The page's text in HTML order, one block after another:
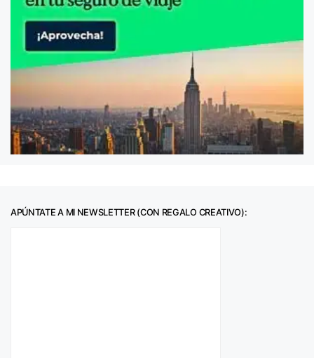
APÚNTATE A MI NEWSLETTER (CON REGALO CREATIVO):